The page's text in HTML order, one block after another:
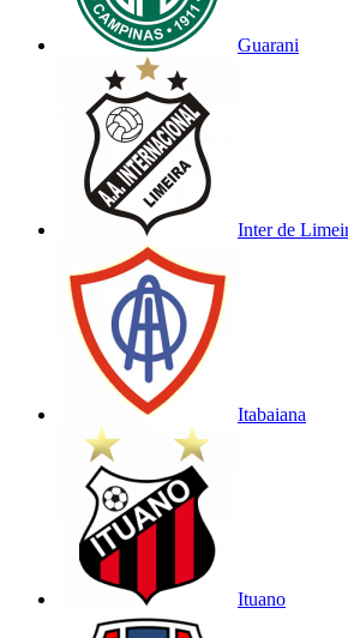
Guarani
Inter de
Itabaiana
Ituano